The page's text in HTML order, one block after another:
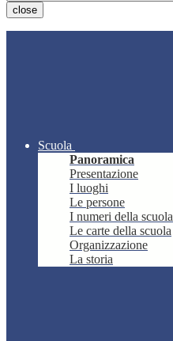
close
Scuola
Panoramica
Presentazione
I luoghi
Le persone
I numeri della scuola
Le carte della scuola
Organizzazione
La storia